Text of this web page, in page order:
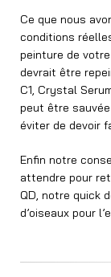
Ce que nous
conditions
peinture de
devrait être
C1, Crystal
peut être
éviter de devoir
Enfin notre
attendre pour
QD, notre quick
d’oiseaux pour